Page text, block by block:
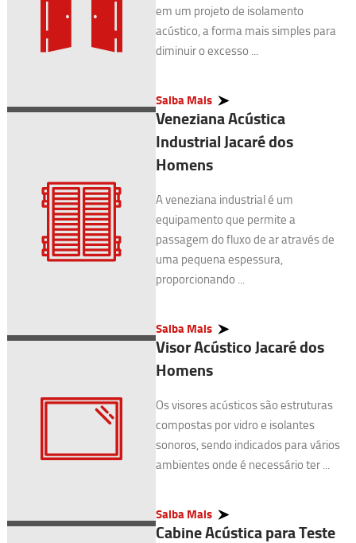
em um projeto de isolamento
acústico, a forma mais simples para
diminuir o excesso ...
Saiba Mais
Veneziana Acústica
Industrial Jacaré dos
Homens
A veneziana industrial é um
equipamento que permite a
passagem do fluxo de ar através de
uma pequena espessura,
proporcionando ...
Saiba Mais
Visor Acústico Jacaré dos
Homens
Os visores acústicos são estruturas
compostas por vidro e isolantes
sonoros, sendo indicados para vários
ambientes onde é necessário ter ...
Saiba Mais
Cabine Acústica para Teste